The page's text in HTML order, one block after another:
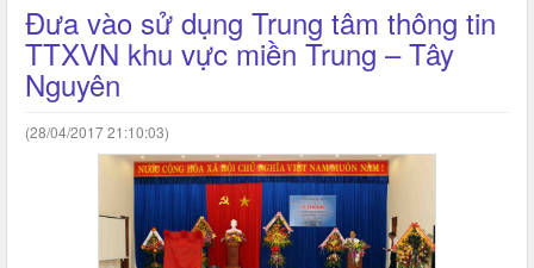
Đưa vào sử dụng Trung tâm thông tin
TTXVN khu vực miền Trung – Tây
Nguyên
(28/04/2017 21:10:03)